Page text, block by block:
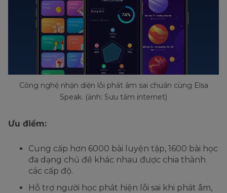
Công nghệ nhận diện lỗi phát âm sai chuẩn cùng Elsa
Speak. (ảnh: Sưu tầm internet)
Ưu điểm:
Cung cấp hơn 6000 bài luyện tập, 1600 bài học
đa dạng chủ đề khác nhau được chia thành
các cấp độ.
Hỗ trợ người học phát hiện lỗi sai khi phát âm,